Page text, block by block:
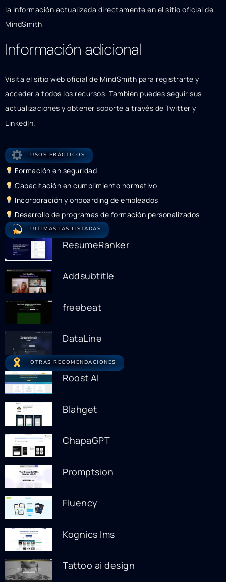
la información actualizada directamente en el sitio oficial de
MindSmith
Información adicional
Visita el sitio web oficial de MindSmith para registrarte y
acceder a todos los recursos. También puedes seguir sus
actualizaciones y obtener soporte a través de Twitter y
LinkedIn.
USOS PRÁCTICOS
Formación en seguridad
Capacitación en cumplimiento normativo
Incorporación y onboarding de empleados
Desarrollo de programas de formación personalizados
ULTIMAS IAS LISTADAS
ResumeRanker
Addsubtitle
freebeat
DataLine
OTRAS RECOMENDACIONES
Roost AI
Blahget
ChapaGPT
Promptsion
Fluency
Kognics lms
Tattoo ai design